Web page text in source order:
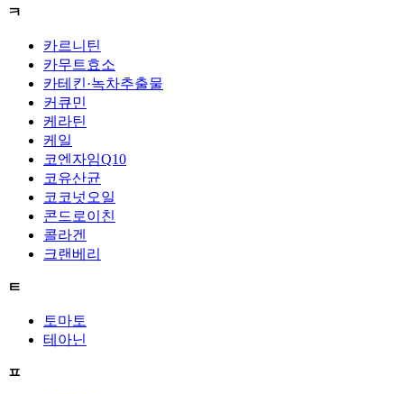
ㅋ
카르니틴
카무트효소
카테킨·녹차추출물
커큐민
케라틴
케일
코엔자임Q10
코유산균
코코넛오일
콘드로이친
콜라겐
크랜베리
ㅌ
토마토
테아닌
ㅍ